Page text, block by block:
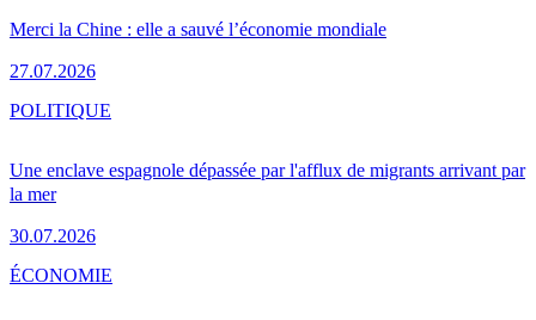
Merci la Chine : elle a sauvé l’économie mondiale
27.07.2026
Une enclave espagnole dépassée par l'afflux de migrants arrivant par
la mer
30.07.2026
POLITIQUE
ÉCONOMIE